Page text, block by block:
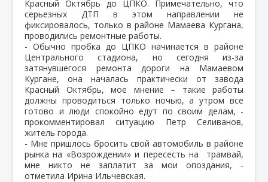
Красный Октябрь до ЦПКО. Примечательно, что
серьезных ДТП в этом направлении не
фиксировалось, только в районе Мамаева Кургана,
проводились ремонтные работы.
- Обычно пробка до ЦПКО начинается в районе
Центрального стадиона, но сегодня из-за
затянувшегося ремонта дороги на Мамаевом
Кургане, она началась практически от завода
Красный Октябрь, мое мнение – такие работы
должны проводиться только ночью, а утром все
готово и люди спокойно едут по своим делам, -
прокомментировал ситуацию Петр Селиванов,
житель города.
- Мне пришлось бросить свой автомобиль в районе
рынка на «Возрождении» и пересесть на трамвай,
мне никто не заплатит за мои опоздания, -
отметила Ирина Ильчевская.